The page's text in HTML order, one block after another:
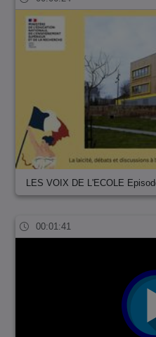
LES VOIX DE L'ECOLE
00:01:41